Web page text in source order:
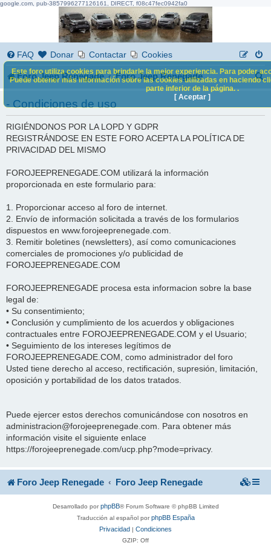
google.com, pub-3857996277126161, DIRECT, f08c47fec0942fa0
FAQ Donar Contactar Cookies
Foro Jeep Renegade Foro Jeep Renegade
B
s
- Condiciones de uso
RIGIÉNDONOS POR LA LOPD Y GDPR
REGISTRÁNDOSE EN ESTE FORO ACEPTA LA POLÍTICA DE
PRIVACIDAD DEL MISMO
FOROJEEPRENEGADE.COM utilizará la información
proporcionada en este formulario para:
1. Proporcionar acceso al foro de internet.
2. Envío de información solicitada a través de los formularios
dispuestos en www.forojeeprenegade.com.
3. Remitir boletines (newsletters), así como comunicaciones
comerciales de promociones y/o publicidad de
FOROJEEPRENEGADE.COM
FOROJEEPRENEGADE procesa esta informacion sobre la base
legal de:
• Su consentimiento;
• Conclusión y cumplimiento de los acuerdos y obligaciones
contractuales entre FOROJEEPRENEGADE.COM y el Usuario;
• Seguimiento de los intereses legítimos de
FOROJEEPRENEGADE.COM, como administrador del foro
Usted tiene derecho al acceso, rectificación, supresión, limitación,
oposición y portabilidad de los datos tratados.
Puede ejercer estos derechos comunicándose con nosotros en
administracion@forojeeprenegade.com. Para obtener más
información visite el siguiente enlace
https://forojeeprenegade.com/ucp.php?mode=privacy.
Este foro utiliza cookies para brindarle la mejor experiencia. Para poder
Puede obtener más información sobre las cookies utilizadas en haciendo
parte inferior de la página. .
[ Aceptar ]
Foro Jeep Renegade Foro Jeep Renegade
Desarrollado porphpBB® Forum Software © phpBB Limited
Traducción al español porphpBB España
Privacidad | Condiciones
GZIP: Off